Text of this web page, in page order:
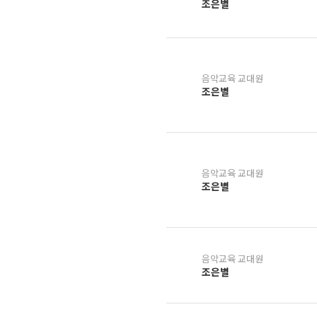
조은별
음악교육 교대원
조은별
음악교육 교대원
조은별
음악교육 교대원
조은별